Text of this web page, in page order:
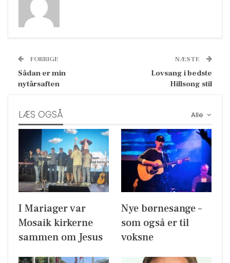
FORRIGE
Sådan er min
nytårsaften
NÆSTE
Lovsang i bedste
Hillsong stil
Alle
LÆS OGSÅ
I Mariager var
Mosaik kirkerne
sammen om Jesus
Nye børnesange –
som også er til
voksne